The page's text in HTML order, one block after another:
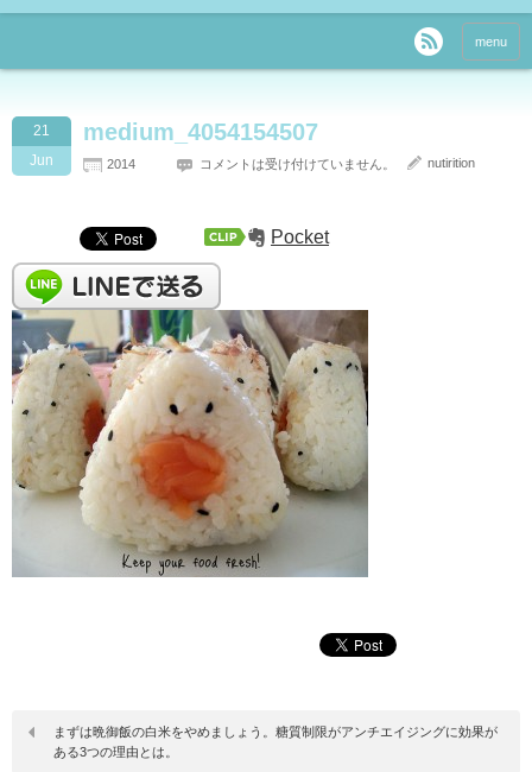
menu
21
Jun
medium_4054154507
2014 コメントは受け付けていません。 nutirition
Pocket
まずは晩御飯の白米をやめましょう。糖質制限がアンチエイジングに効果が
ある3つの理由とは。